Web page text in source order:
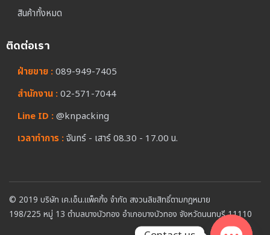
สินค้าทั้งหมด
ติดต่อเรา
ฝ่ายขาย :089-949-7405
สำนักงาน :02-571-7044
Line ID :@knpacking
เวลาทำการ :จันทร์ - เสาร์ 08.30 - 17.00 น.
© 2019 บริษัท เค.เอ็น.แพ็คกิ้ง จำกัด สงวนลิขสิทธิ์ตามกฎหมาย
198/225 หมู่ 13 ตำบลบางบัวทอง อำเภอบางบัวทอง จังหวัดนนทบุรี 11110